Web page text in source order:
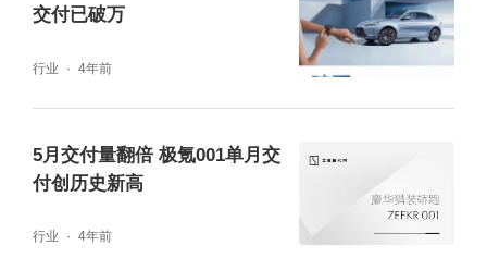
交付已破万
行业 4年前
5月交付量翻倍 极氪001单月交
付创历史新高
行业 4年前